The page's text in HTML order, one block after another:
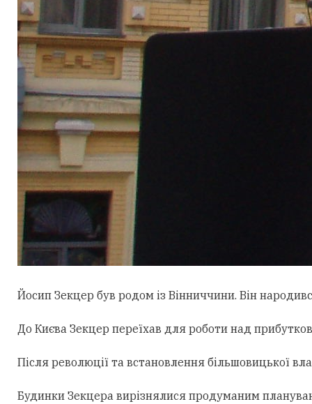
Йосип Зекцер був родом із Вінниччини. Він
До Києва Зекцер переїхав для роботи над
Після революції та встановлення більшовицької
Будинки Зекцера вирізнялися продуманим